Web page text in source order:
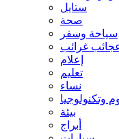
ستايل
صحة
سياحة وسفر
غرائب
إعلام
تعليم
نساء
وتكنولوجيا
بيئة
أبراج